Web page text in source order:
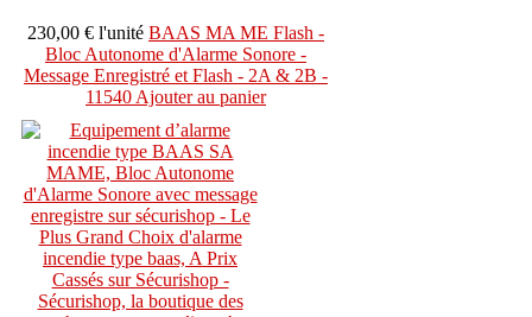
230,00 € l'unité BAAS MA ME Flash -
Bloc Autonome d'Alarme Sonore -
Message Enregistré et Flash - 2A & 2B -
11540Ajouter au panier